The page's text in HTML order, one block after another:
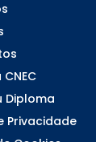
Diploma
Privacidade